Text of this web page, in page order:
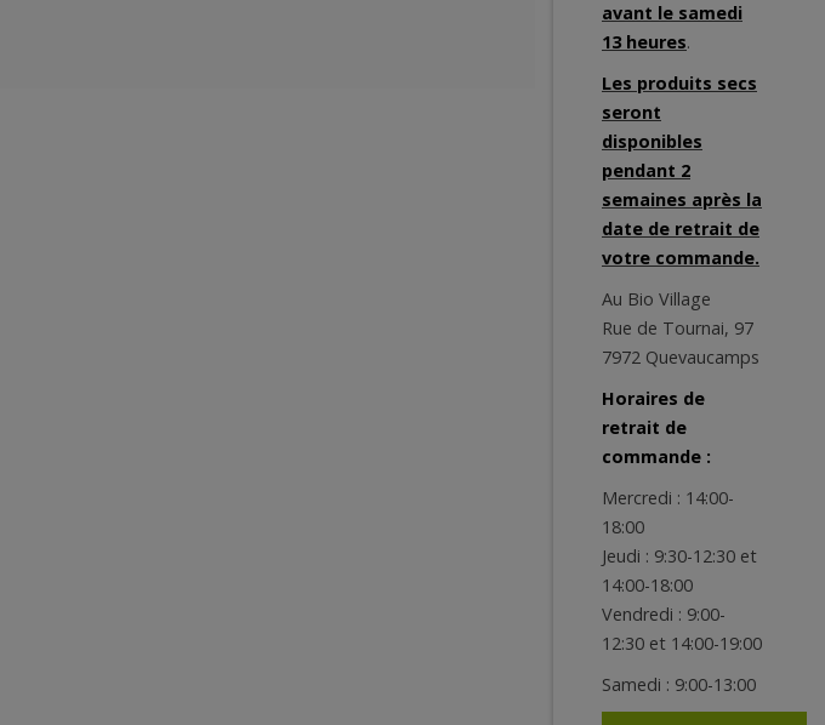
avant le samedi
13 heures.
Les produits secs
seront
disponibles
pendant 2
semaines après la
date de retrait de
votre commande.
Au Bio Village
Rue de Tournai, 97
7972 Quevaucamps
Horaires de
retrait de
commande :
Mercredi : 14:00-
18:00
Jeudi : 9:30-12:30 et
14:00-18:00
Vendredi : 9:00-
12:30 et 14:00-19:00
Samedi : 9:00-13:00